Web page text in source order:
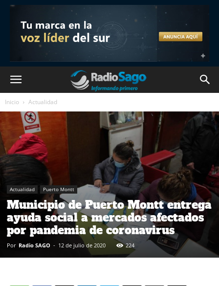
Inicio Actualidad
Actualidad Puerto Montt
Municipio de Puerto Montt entrega
ayuda social a mercados afectados
por pandemia de coronavirus
Por Radio SAGO - 12 de julio de 2020 224